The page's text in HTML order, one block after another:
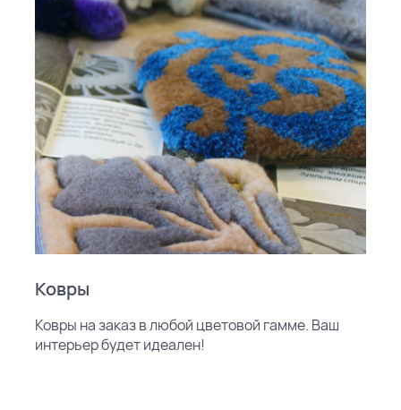
Ковры
Ковры на заказ в любой цветовой гамме. Ваш
интерьер будет идеален!